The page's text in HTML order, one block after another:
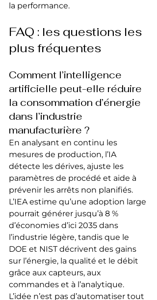
la performance.
FAQ : les questions les
plus fréquentes
Comment l’intelligence
artificielle peut-elle réduire
la consommation d’énergie
dans l’industrie
manufacturière ?
En analysant en continu les
mesures de production, l’IA
détecte les dérives, ajuste les
paramètres de procédé et aide à
prévenir les arrêts non planifiés.
L’IEA estime qu’une adoption large
pourrait générer jusqu’à 8 %
d’économies d’ici 2035 dans
l’industrie légère, tandis que le
DOE et NIST décrivent des gains
sur l’énergie, la qualité et le débit
grâce aux capteurs, aux
commandes et à l’analytique.
L’idée n’est pas d’automatiser tout